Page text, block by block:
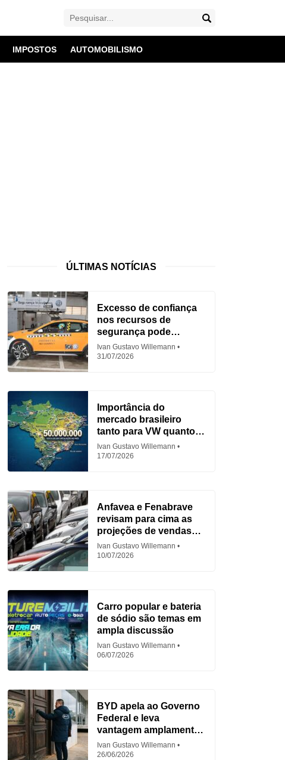
IMPOSTOS AUTOMOBILISMO
ÚLTIMAS NOTÍCIAS
Excesso de confiança
nos recursos de
segurança pode
aumentar acidentes
Ivan Gustavo Willemann
31/07/2026
Importância do
mercado brasileiro
tanto para VW quanto
para Fiat
Ivan Gustavo Willemann
17/07/2026
Anfavea e Fenabrave
revisam para cima as
projeções de vendas
em 2026
Ivan Gustavo Willemann
10/07/2026
Carro popular e bateria
de sódio são temas em
ampla discussão
Ivan Gustavo Willemann
06/07/2026
BYD apela ao Governo
Federal e leva
vantagem amplamente
criticada
Ivan Gustavo Willemann
26/06/2026